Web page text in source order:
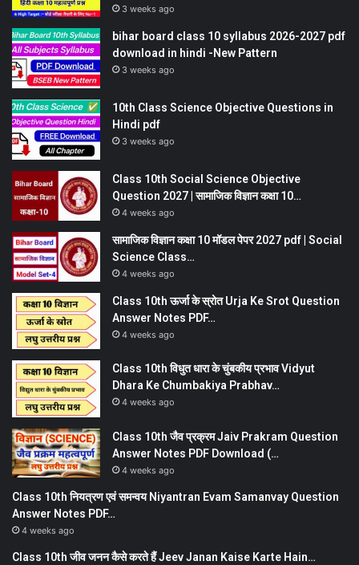
3 weeks ago
bihar board class 10 syllabus 2026-2027 pdf
download in hindi -New Pattern
3 weeks ago
10th Class Science Objective Questions in
Hindi pdf
3 weeks ago
Class 10th Social Science Objective
Question 2027 | सामाजिक विज्ञान कक्षा 10…
4 weeks ago
सामाजिक विज्ञान कक्षा 10 मॉडल पेपर 2027 pdf | Social
Science Class…
4 weeks ago
Class 10th ऊर्जा के स्रोत Urja Ke Srot Question
Answer Notes PDF…
4 weeks ago
Class 10th विधुत धारा के चुंबकीय प्रभाव Vidyut
Dhara Ke Chumbakiya Prabhav…
4 weeks ago
Class 10th जैव प्रक्रम Jaiv Prakram Question
Answer Notes PDF Download (…
4 weeks ago
Class 10th नियत्रण एवं समन्वय Niyantran Evam Samanvay Question
Answer Notes PDF…
4 weeks ago
Class 10th जीव जनन कैसे करते हैं Jeev Janan Kaise Karte Hain…